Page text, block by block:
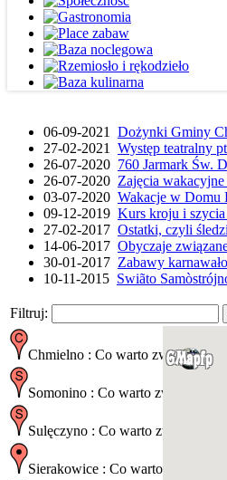
06-09-2021 Dożynki Gminy
27-02-2021 Występ teatralny
26-07-2020 760 Jarmark Św.
26-07-2020 Zajęcia
03-07-2020 Wakacje w
09-12-2019 Kurs kroju i
27-02-2017 Ostatki, czyli
14-06-2017 Obyczaje
30-01-2017 Zabawy
10-11-2015 Swiãto
Filtruj:
Chmielno : Co warto zwiedzić w
Somonino : Co warto zwiedzić w
Sulęczyno : Co warto zwiedzić w
Sierakowice : Co warto zwiedzić